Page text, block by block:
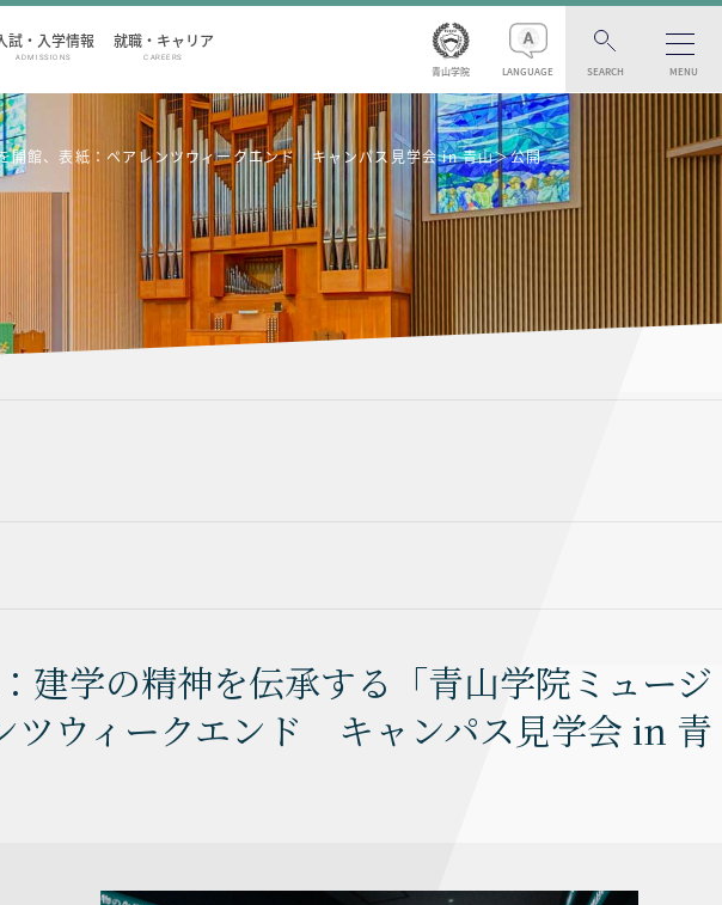
試・入学情報
ADMISSIONS
就職・キャリア
CAREERS
青山学院 LANGUAGE SEARCH MENU
開館、表紙：ペアレンツウィークエンド キャンパス見学会 in 青山＞公開
建学の精神を伝承する「青山学院ミュージ
ツウィークエンド キャンパス見学会 in 青